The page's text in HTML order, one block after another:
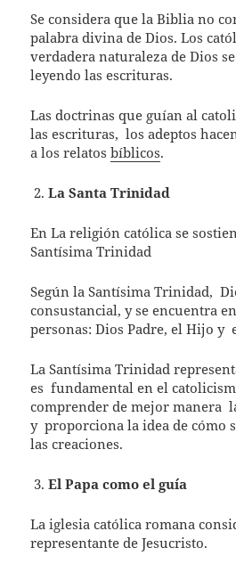
Se considera que la Biblia no
palabra divina de Dios. Los
verdadera naturaleza de Dios
leyendo las escrituras.
Las doctrinas que guían al
las escrituras, los adeptos
a los relatosbíblicos.
La Santa Trinidad
En La religión católica se
Santísima Trinidad
Según la Santísima Trinidad,
consustancial, y se encuentra
personas: Dios Padre, el Hijo y
La Santísima Trinidad
es fundamental en el
comprender de mejor manera
y proporciona la idea de cómo
las creaciones.
El Papa como el guía
La iglesia católica romana
representante de Jesucristo.